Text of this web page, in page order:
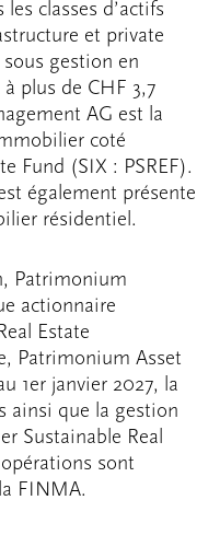
classes d’actifs
et private
gestion en
plus de CHF 3,7
AG est la
coté
Fund (SIX : PSREF).
également présente
résidentiel.
Patrimonium
actionnaire
Estate
Patrimonium Asset
1er janvier 2027, la
ainsi que la gestion
Sustainable Real
sont
FINMA.